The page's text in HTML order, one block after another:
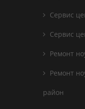
Сервис
Сервис
Ремонт
Ремонт
район